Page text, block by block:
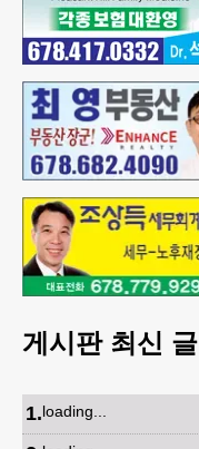
게시판 최신 글
1.loading...